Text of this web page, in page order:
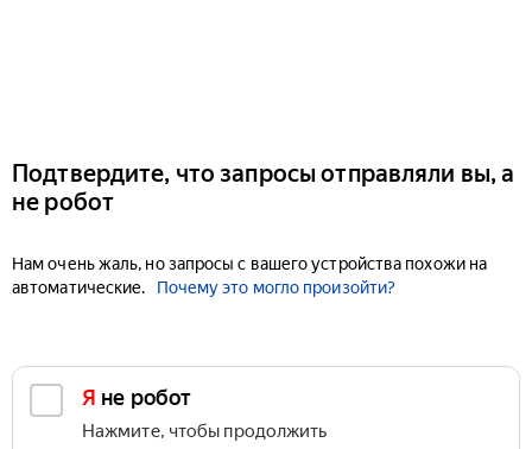
Подтвердите, что запросы отправляли вы, а
не робот
Нам очень жаль, но запросы с вашего устройства похожи на
автоматические.
Почему это могло произойти?
Я не робот
Нажмите, чтобы продолжить